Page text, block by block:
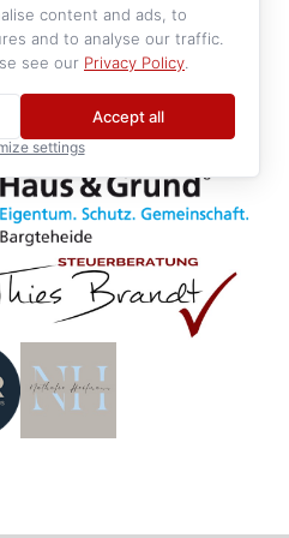
content and ads, to
and to analyse our traffic.
see our Privacy Policy
Accept all
settings